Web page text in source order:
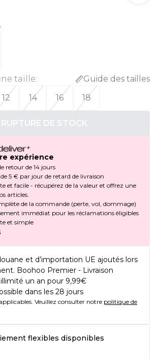
taille:
Guide des tailles
12 14 16 18
RUPTURE DE STOCK
expérience
retour de 14 jours
5 € par jour de retard de livraison
et facile - récupérez de la valeur et offrez une
articles.
de la commande (perte, vol, dommage)
immédiat pour les réclamations éligibles
et simple
et d’importation UE ajoutés lors
Boohoo Premier - Livraison
un an pour 9,99€
dans les 28 jours
Veuillez consulter notre politique de
flexibles disponibles